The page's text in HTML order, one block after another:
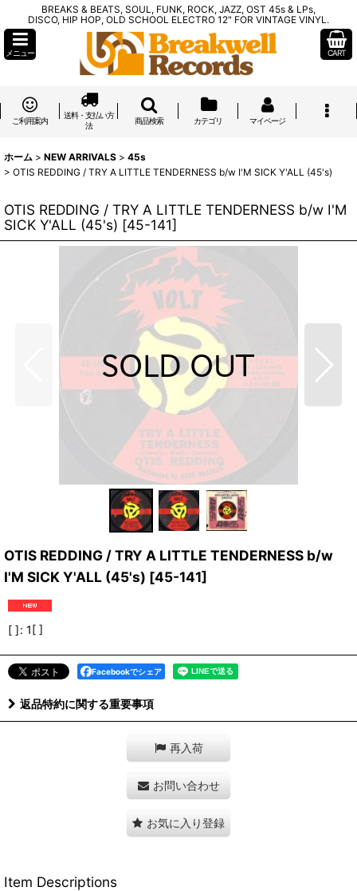
BREAKS & BEATS, SOUL, FUNK, ROCK, JAZZ, OST 45s & LPs,
DISCO, HIP HOP, OLD SCHOOL ELECTRO 12" FOR VINTAGE VINYL.
メニュー CART
ご利用案内
送料・支払い方
法
商品検索 カテゴリ マイページ
ホーム > NEW ARRIVALS > 45s
> OTIS REDDING / TRY A LITTLE TENDERNESS b/w I'M SICK Y'ALL (45's)
OTIS REDDING / TRY A LITTLE TENDERNESS b/w I'M
SICK Y'ALL (45's) [45-141]
OTIS REDDING / TRY A LITTLE TENDERNESS b/w
I'M SICK Y'ALL (45's) [45-141]
[ ]: 1[ ]
Facebookでシェア
返品特約に関する重要事項
再入荷
お問い合わせ
お気に入り登録
Item Descriptions